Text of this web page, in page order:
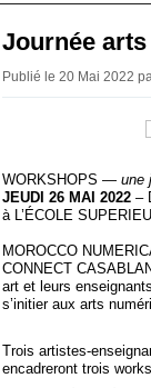
Journée
Publié le 20 Mai 2022
WORKSHOPS — une
JEUDI 26 MAI 2022 –
à L’ÉCOLE
MOROCCO
CONNECT
art et leurs
s’initier aux arts
Trois artistes-
encadreront trois